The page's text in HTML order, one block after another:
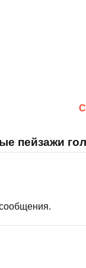
пейзажи